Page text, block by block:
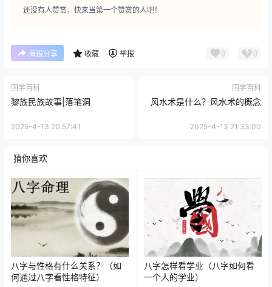
还没有人赞赏，快来当第一个赞赏的人吧！
海报分享 收藏 举报 0 0
国学百科
黎族民族故事|落笔洞
2025-4-13 20:57:41
国学百科
风水术是什么？风水术的概念
2025-4-13 21:33:00
猜你喜欢
八字与性格有什么关系？（如
何通过八字看性格特征）
八字怎样看学业（八字如何看
一个人的学业）